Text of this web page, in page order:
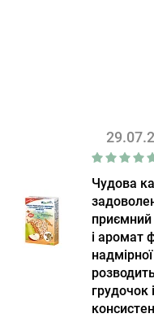
Чудова
і аромат
грудочок